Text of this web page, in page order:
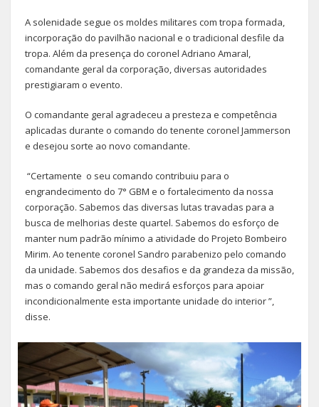
A solenidade segue os moldes militares com tropa formada,
incorporação do pavilhão nacional e o tradicional desfile da
tropa. Além da presença do coronel Adriano Amaral,
comandante geral da corporação, diversas autoridades
prestigiaram o evento.
O comandante geral agradeceu a presteza e competência
aplicadas durante o comando do tenente coronel Jammerson
e desejou sorte ao novo comandante.
“Certamente o seu comando contribuiu para o
engrandecimento do 7° GBM e o fortalecimento da nossa
corporação. Sabemos das diversas lutas travadas para a
busca de melhorias deste quartel. Sabemos do esforço de
manter num padrão mínimo a atividade do Projeto Bombeiro
Mirim. Ao tenente coronel Sandro parabenizo pelo comando
da unidade. Sabemos dos desafios e da grandeza da missão,
mas o comando geral não medirá esforços para apoiar
incondicionalmente esta importante unidade do interior ”,
disse.